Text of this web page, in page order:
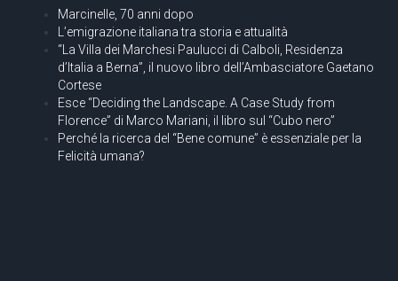
Marcinelle, 70 anni dopo
L’emigrazione italiana tra storia e attualità
“La Villa dei Marchesi Paulucci di Calboli, Residenza
d’Italia a Berna”, il nuovo libro dell’Ambasciatore Gaetano
Cortese
Esce “Deciding the Landscape. A Case Study from
Florence” di Marco Mariani, il libro sul “Cubo nero”
Perché la ricerca del “Bene comune” è essenziale per la
Felicità umana?